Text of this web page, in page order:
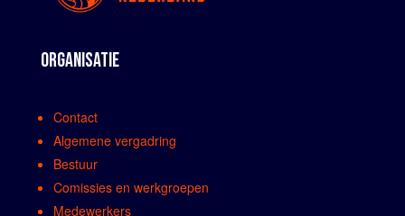
ORGANISATIE
Contact
Algemene vergadring
Bestuur
Comissies en werkgroepen
Medewerkers